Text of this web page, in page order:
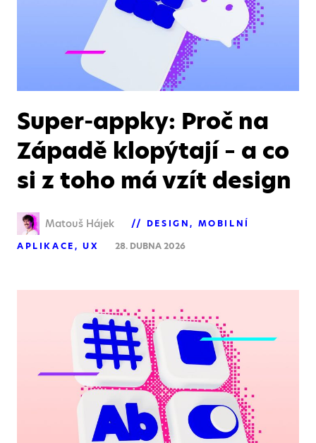
Super-appky: Proč na
Západě klopýtají – a co
si z toho má vzít design
Matouš Hájek DESIGN
MOBILNÍ
APLIKACE
UX 28. DUBNA 2026